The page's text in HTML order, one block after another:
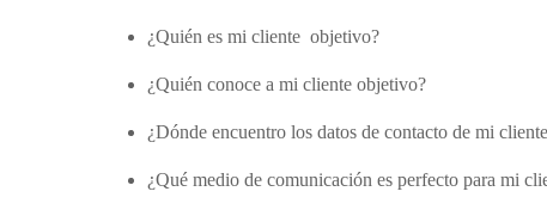
¿Quién es mi cliente objetivo?
¿Quién conoce a mi cliente objetivo?
¿Dónde encuentro los datos de contacto de mi
¿Qué medio de comunicación es perfecto para mi